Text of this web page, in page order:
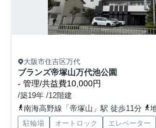
大阪市住吉区万代
ブランズ帝塚山万代池公園
- 管理/共益費10,000円
/築19年 /12階建
南海高野線「帝塚山」駅 徒歩11分
駐輪場 オートロック エレベーター